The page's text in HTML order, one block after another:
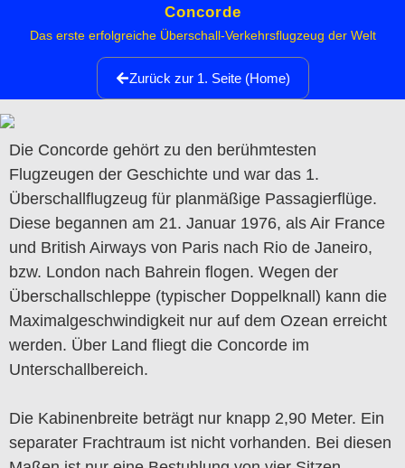
Concorde
Das erste erfolgreiche Überschall-Verkehrsflugzeug der Welt
Zurück zur 1. Seite (Home)
Die Concorde gehört zu den berühmtesten
Flugzeugen der Geschichte und war das 1.
Überschallflugzeug für planmäßige Passagierflüge.
Diese begannen am 21. Januar 1976, als Air France
und British Airways von Paris nach Rio de Janeiro,
bzw. London nach Bahrein flogen. Wegen der
Überschallschleppe (typischer Doppelknall) kann die
Maximalgeschwindigkeit nur auf dem Ozean erreicht
werden. Über Land fliegt die Concorde im
Unterschallbereich.
Die Kabinenbreite beträgt nur knapp 2,90 Meter. Ein
separater Frachtraum ist nicht vorhanden. Bei diesen